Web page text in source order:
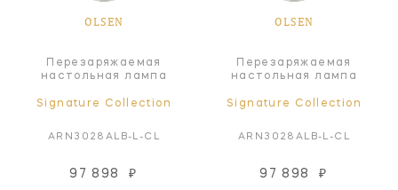
OLSEN
Перезаряжаемая
настольная лампа
Signature Collection
ARN3028ALB-L-CL
97 898 ₽
OLSEN
Перезаряжаемая
настольная лампа
Signature Collection
ARN3028ALB-L-CL
97 898 ₽